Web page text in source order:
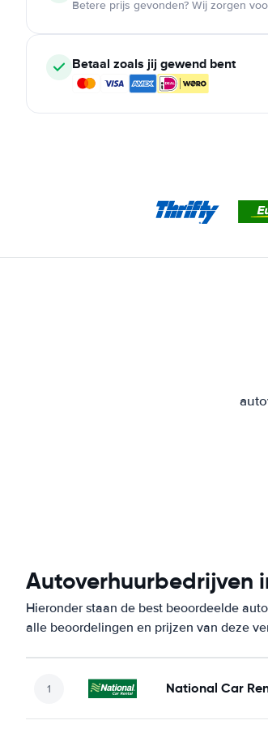
Betere prijs gevonden? Wij zorgen
Betaal zoals jij gewend bent
Autoverhuurbedrijven
Hieronder staan de best beoordeelde
alle beoordelingen en prijzen van deze
National Car